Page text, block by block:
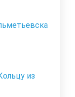
из